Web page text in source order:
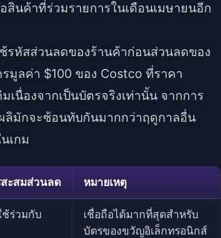
สินค้าที่ร่วมรายการในเดือนเมษายนอีก
รหัสส่วนลดของร้านค้าก่อนส่วนลดของ
ลค่า $100 ของ Costco ที่ราคา
นื่องจากเป็นบัตรจริงเท่านั้น จากการ
ลิมักจะซ้อนทับกันมากกว่าฤดูกาลอื่น
เกม
ะสมส่วนลด หมายเหตุ
ช้ร่วมกับ
เชื่อถือได้มากที่สุดสำหรับ
บัตรของขวัญอิเล็กทรอนิกส์